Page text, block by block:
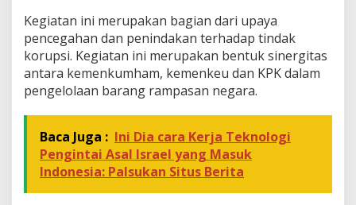
k
u
m
h
a
m
I
Kegiatan ini merupakan bagian dari upaya
pencegahan dan penindakan terhadap tindak
korupsi. Kegiatan ini merupakan bentuk sinergitas
antara kemenkumham, kemenkeu dan KPK dalam
pengelolaan barang rampasan negara.
Baca Juga : Ini Dia cara Kerja Teknologi
Pengintai Asal Israel yang Masuk
Indonesia: Palsukan Situs Berita